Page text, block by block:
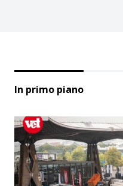
In primo piano